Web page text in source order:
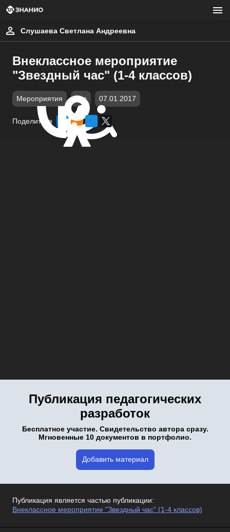
Слушаева Светлана Андреевна
Внеклассное мероприятие
"Звездный час" (1-4 классов)
Мероприятия doc 07.01.2017
Поделиться
Публикация педагогических
разработок
Бесплатное участие. Свидетельство автора сразу.
Мгновенные 10 документов в портфолио.
Добавить материал
Публикация является частью публикации:
Внеклассное мероприятие "Звездный час" (1-4 классов)